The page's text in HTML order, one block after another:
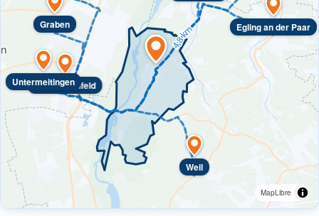
Klosterlechfeld
Graben
Weil
Untermeitingen
Egling an der Paar
MapLibre